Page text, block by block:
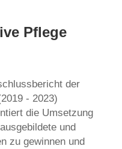
Pflege
der
- 2023)
die Umsetzung
und
zu gewinnen und